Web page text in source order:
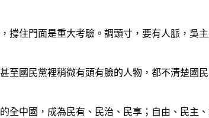
住門面是重大考驗。調頭寸，要有人脈，吳
至國民黨裡稍微有頭有臉的人物，都不清楚國
全中國，成為民有、民治、民享；自由、民主